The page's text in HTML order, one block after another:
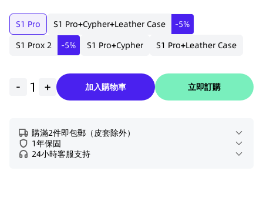
S1 Pro S1 Pro+Cypher+Leather Case
-5%
S1 Prox 2 -5% S1 Pro+Cypher S1 Pro+Leather Case
- + 加入購物車 立即訂購
購滿2件即包郵（皮套除外）
1年保固
24小時客服支持